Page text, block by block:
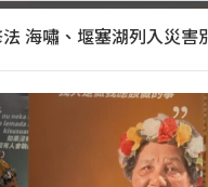
海嘯、堰塞湖列入災害